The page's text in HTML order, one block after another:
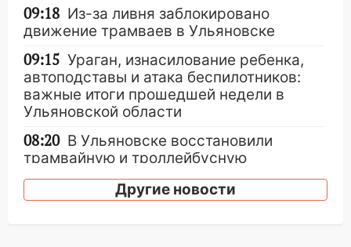
09:18 Из-за ливня заблокировано
движение трамваев в Ульяновске
09:15 Ураган, изнасилование ребенка,
автоподставы и атака беспилотников:
важные итоги прошедшей недели в
Ульяновской области
08:20 В Ульяновске восстановили
трамвайную и троллейбусную
инфраструктуру после шторма.
08:19 Внимание! В Цильнинском районе
Другие новости